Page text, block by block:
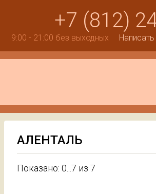
+7 (812)
9:00 - 21:00 без выходных
АЛЕНТАЛЬ
Показано: 0...7 из 7